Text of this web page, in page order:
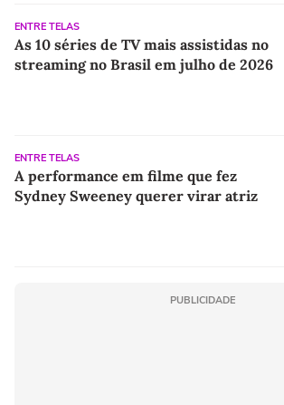
ENTRE TELAS
As 10 séries de TV mais assistidas no
streaming no Brasil em julho de 2026
ENTRE TELAS
A performance em filme que fez
Sydney Sweeney querer virar atriz
PUBLICIDADE